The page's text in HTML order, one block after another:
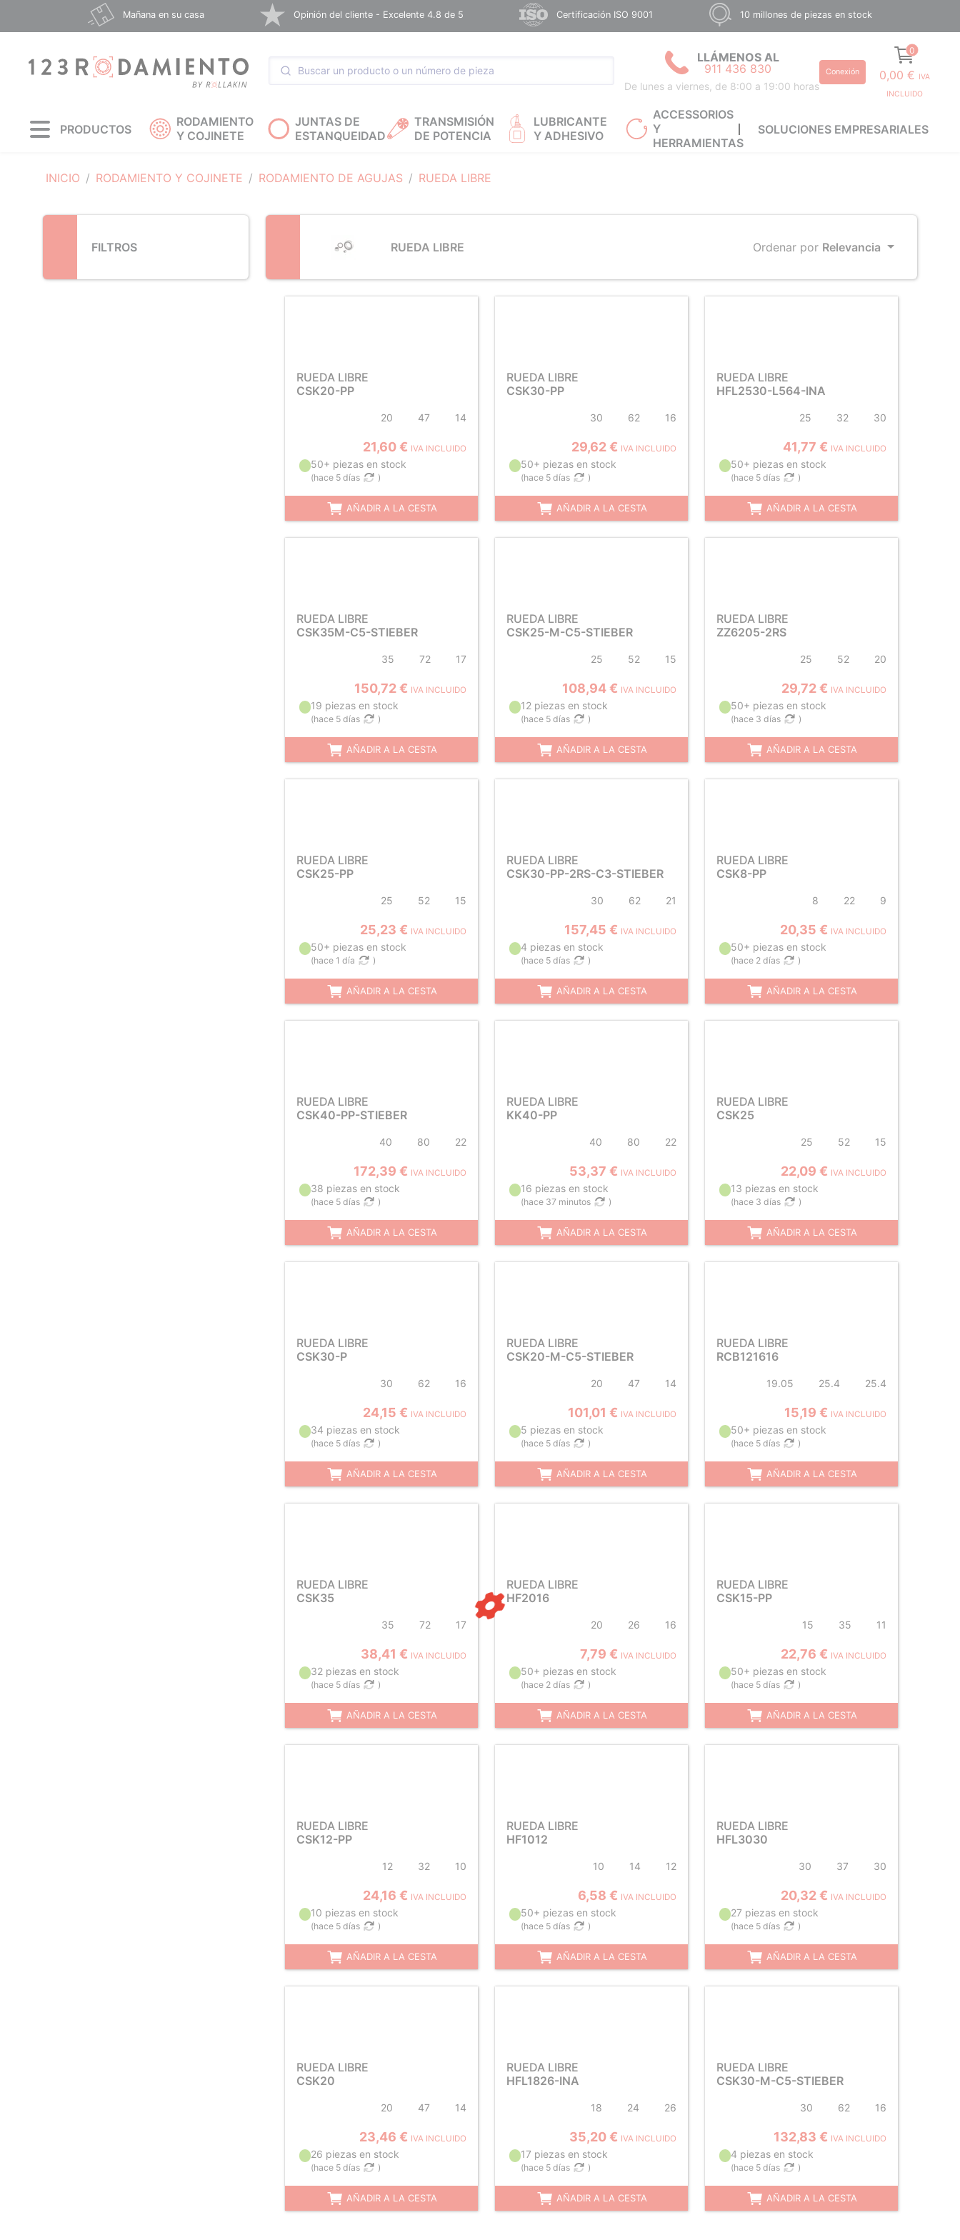
Mañana en su casa Opinión del cliente - Excelente 4.8 de 5 Certificación ISO 9001 10 millones de piezas en stock
LLÁMENOS AL
911 436 830
De lunes a viernes, de 8:00 a 19:00 horas
Conexión
0
0,00 € IVA
INCLUIDO
PRODUCTOS
RODAMIENTO
Y COJINETE
JUNTAS DE
ESTANQUEIDAD
TRANSMISIÓN
DE POTENCIA
LUBRICANTE
Y ADHESIVO
ACCESSORIOS
Y
HERRAMIENTAS
SOLUCIONES EMPRESARIALES
INICIO RODAMIENTO Y COJINETE RODAMIENTO DE AGUJAS RUEDA LIBRE
FILTROS RUEDA LIBRE Ordenar por Relevancia
RUEDA LIBRE
CSK20-PP
20 47 14
21,60 € IVA INCLUIDO
50+ piezas en stock
(hace 5 días )
AÑADIR A LA CESTA
RUEDA LIBRE
CSK30-PP
30 62 16
29,62 € IVA INCLUIDO
50+ piezas en stock
(hace 5 días )
AÑADIR A LA CESTA
RUEDA LIBRE
HFL2530-L564-INA
25 32 30
41,77 € IVA INCLUIDO
50+ piezas en stock
(hace 5 días )
AÑADIR A LA CESTA
RUEDA LIBRE
CSK35M-C5-STIEBER
35 72 17
150,72 € IVA INCLUIDO
19 piezas en stock
(hace 5 días )
AÑADIR A LA CESTA
RUEDA LIBRE
CSK25-M-C5-STIEBER
25 52 15
108,94 € IVA INCLUIDO
12 piezas en stock
(hace 5 días )
AÑADIR A LA CESTA
RUEDA LIBRE
ZZ6205-2RS
25 52 20
29,72 € IVA INCLUIDO
50+ piezas en stock
(hace 3 días )
AÑADIR A LA CESTA
RUEDA LIBRE
CSK25-PP
25 52 15
25,23 € IVA INCLUIDO
50+ piezas en stock
(hace 1 día )
AÑADIR A LA CESTA
RUEDA LIBRE
CSK30-PP-2RS-C3-STIEBER
30 62 21
157,45 € IVA INCLUIDO
4 piezas en stock
(hace 5 días )
AÑADIR A LA CESTA
RUEDA LIBRE
CSK8-PP
8 22 9
20,35 € IVA INCLUIDO
50+ piezas en stock
(hace 2 días )
AÑADIR A LA CESTA
RUEDA LIBRE
CSK40-PP-STIEBER
40 80 22
172,39 € IVA INCLUIDO
38 piezas en stock
(hace 5 días )
AÑADIR A LA CESTA
RUEDA LIBRE
KK40-PP
40 80 22
53,37 € IVA INCLUIDO
16 piezas en stock
(hace 37 minutos )
AÑADIR A LA CESTA
RUEDA LIBRE
CSK25
25 52 15
22,09 € IVA INCLUIDO
13 piezas en stock
(hace 3 días )
AÑADIR A LA CESTA
RUEDA LIBRE
CSK30-P
30 62 16
24,15 € IVA INCLUIDO
34 piezas en stock
(hace 5 días )
AÑADIR A LA CESTA
RUEDA LIBRE
CSK20-M-C5-STIEBER
20 47 14
101,01 € IVA INCLUIDO
5 piezas en stock
(hace 5 días )
AÑADIR A LA CESTA
RUEDA LIBRE
RCB121616
19.05 25.4 25.4
15,19 € IVA INCLUIDO
50+ piezas en stock
(hace 5 días )
AÑADIR A LA CESTA
RUEDA LIBRE
CSK35
35 72 17
38,41 € IVA INCLUIDO
32 piezas en stock
(hace 5 días )
AÑADIR A LA CESTA
RUEDA LIBRE
HF2016
20 26 16
7,79 € IVA INCLUIDO
50+ piezas en stock
(hace 2 días )
AÑADIR A LA CESTA
RUEDA LIBRE
CSK15-PP
15 35 11
22,76 € IVA INCLUIDO
50+ piezas en stock
(hace 5 días )
AÑADIR A LA CESTA
RUEDA LIBRE
CSK12-PP
12 32 10
24,16 € IVA INCLUIDO
10 piezas en stock
(hace 5 días )
AÑADIR A LA CESTA
RUEDA LIBRE
HF1012
10 14 12
6,58 € IVA INCLUIDO
50+ piezas en stock
(hace 5 días )
AÑADIR A LA CESTA
RUEDA LIBRE
HFL3030
30 37 30
20,32 € IVA INCLUIDO
27 piezas en stock
(hace 5 días )
AÑADIR A LA CESTA
RUEDA LIBRE
CSK20
20 47 14
23,46 € IVA INCLUIDO
26 piezas en stock
(hace 5 días )
AÑADIR A LA CESTA
RUEDA LIBRE
HFL1826-INA
18 24 26
35,20 € IVA INCLUIDO
17 piezas en stock
(hace 5 días )
AÑADIR A LA CESTA
RUEDA LIBRE
CSK30-M-C5-STIEBER
30 62 16
132,83 € IVA INCLUIDO
4 piezas en stock
(hace 5 días )
AÑADIR A LA CESTA